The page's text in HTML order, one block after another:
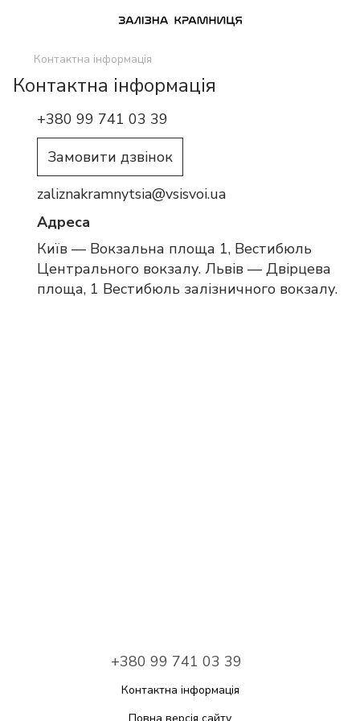
Контактна інформація
Контактна інформація
+380 99 741 03 39
Замовити дзвінок
zaliznakramnytsia@vsisvoi.ua
Адреса
Київ — Вокзальна площа 1, Вестибюль
Центрального вокзалу. Львів — Двірцева
площа, 1 Вестибюль залізничного вокзалу.
+380 99 741 03 39
Контактна інформація